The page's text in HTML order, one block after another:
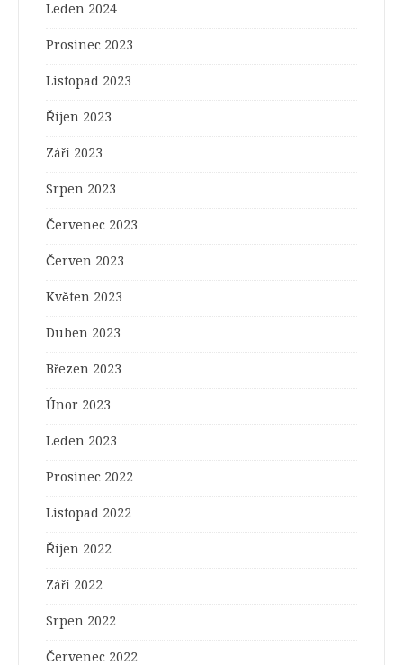
Leden 2024
Prosinec 2023
Listopad 2023
Říjen 2023
Září 2023
Srpen 2023
Červenec 2023
Červen 2023
Květen 2023
Duben 2023
Březen 2023
Únor 2023
Leden 2023
Prosinec 2022
Listopad 2022
Říjen 2022
Září 2022
Srpen 2022
Červenec 2022